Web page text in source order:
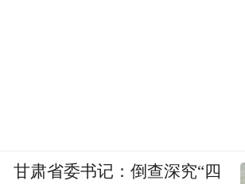
甘肃省委书记：倒查深究“四